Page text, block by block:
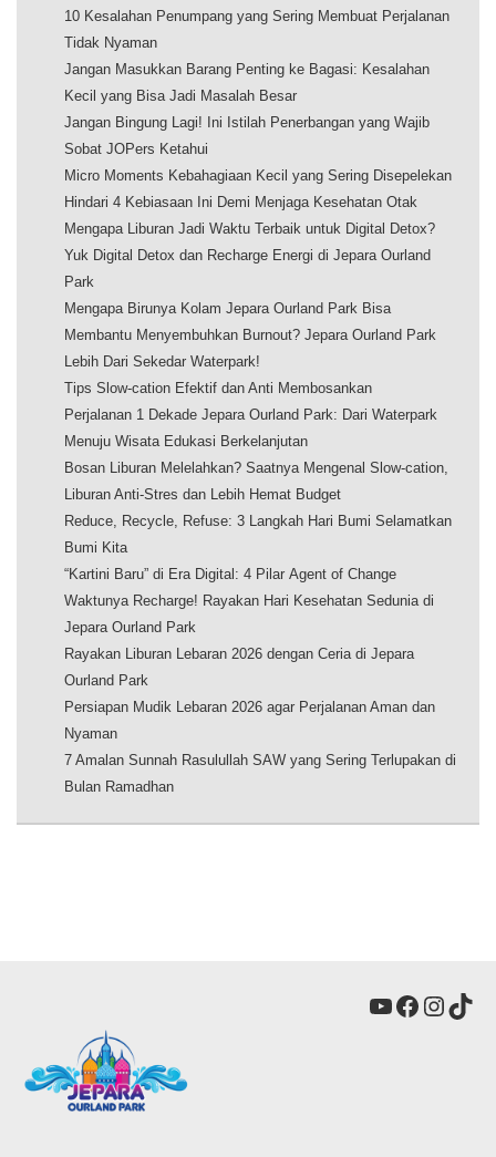
10 Kesalahan Penumpang yang Sering Membuat Perjalanan
Tidak Nyaman
Jangan Masukkan Barang Penting ke Bagasi: Kesalahan
Kecil yang Bisa Jadi Masalah Besar
Jangan Bingung Lagi! Ini Istilah Penerbangan yang Wajib
Sobat JOPers Ketahui
Micro Moments Kebahagiaan Kecil yang Sering Disepelekan
Hindari 4 Kebiasaan Ini Demi Menjaga Kesehatan Otak
Mengapa Liburan Jadi Waktu Terbaik untuk Digital Detox?
Yuk Digital Detox dan Recharge Energi di Jepara Ourland
Park
Mengapa Birunya Kolam Jepara Ourland Park Bisa
Membantu Menyembuhkan Burnout? Jepara Ourland Park
Lebih Dari Sekedar Waterpark!
Tips Slow-cation Efektif dan Anti Membosankan
Perjalanan 1 Dekade Jepara Ourland Park: Dari Waterpark
Menuju Wisata Edukasi Berkelanjutan
Bosan Liburan Melelahkan? Saatnya Mengenal Slow-cation,
Liburan Anti-Stres dan Lebih Hemat Budget
Reduce, Recycle, Refuse: 3 Langkah Hari Bumi Selamatkan
Bumi Kita
“Kartini Baru” di Era Digital: 4 Pilar Agent of Change
Waktunya Recharge! Rayakan Hari Kesehatan Sedunia di
Jepara Ourland Park
Rayakan Liburan Lebaran 2026 dengan Ceria di Jepara
Ourland Park
Persiapan Mudik Lebaran 2026 agar Perjalanan Aman dan
Nyaman
7 Amalan Sunnah Rasulullah SAW yang Sering Terlupakan di
Bulan Ramadhan
YouTube